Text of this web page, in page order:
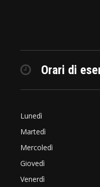
Orari di
Lunedì
Martedì
Mercoledì
Giovedì
Venerdì